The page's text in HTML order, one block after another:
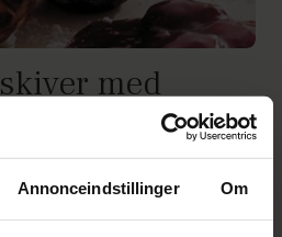
Annonceindstillinger Om
med